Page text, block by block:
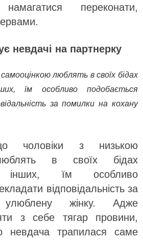
переконати,
невдачі на партнерку
люблять в своїх бідах
їм особливо подобається
за помилки на кохану
чоловіки з низькою
в своїх бідах
інших, їм особливо
відповідальність за
жінку. Адже
з себе тягар провини,
невдача трапилася саме